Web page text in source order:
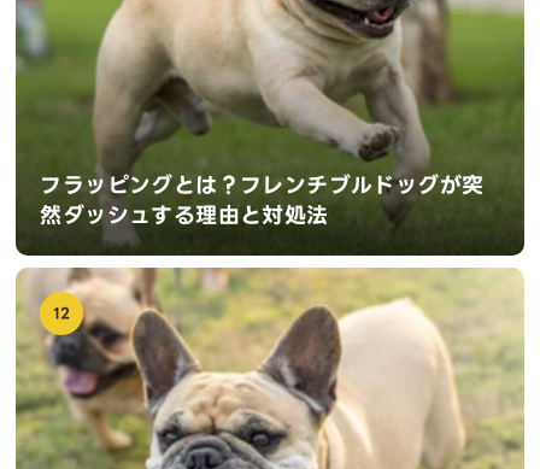
フラッピングとは？フレンチブルドッグが突
然ダッシュする理由と対処法
12